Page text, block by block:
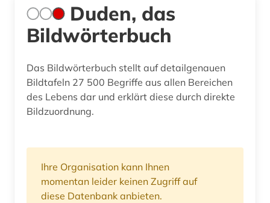
Duden, das
Bildwörterbuch
Das Bildwörterbuch stellt auf detailgenauen
Bildtafeln 27 500 Begriffe aus allen Bereichen
des Lebens dar und erklärt diese durch direkte
Bildzuordnung.
Ihre Organisation kann Ihnen
momentan leider keinen Zugriff auf
diese Datenbank anbieten.